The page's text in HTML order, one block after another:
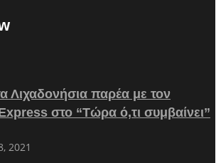
Λιχαδονήσια παρέα με τον
στο “Τώρα ό,τι συμβαίνει”
2021